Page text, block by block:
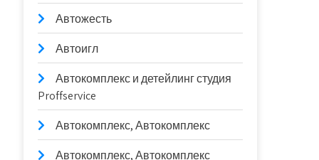
Автожесть
Автоигл
Автокомплекс и детейлинг студия
Proffservice
Автокомплекс, Автокомплекс
Автокомплекс, Автокомплекс